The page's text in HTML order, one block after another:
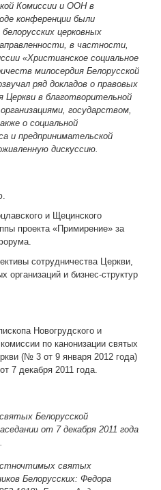
Комиссии и ООН в
конференции были
церковных
в частности,
«Христианское социальное
милосердия Белорусской
ряд докладов о правовых
Церкви в благотворительной
государством,
о социальной
и предпринимательской
дискуссию.
и Щецинского
проекта «Примирение» за
сотрудничества Церкви,
организаций и бизнес-структур
Новогрудского и
по канонизации святых
(№ 3 от 9 января 2012 года)
7 декабря 2011 года.
Белорусской
от 7 декабря 2011 года
святых
Белорусских: Федора